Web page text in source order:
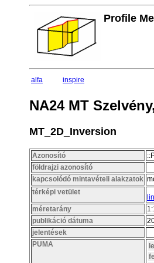
Profile
alfa inspire
NA24 MT
MT_2D_Inversion
Azonosító
földrajzi azonosító
kapcsolódó mintavételi alakzatok
térképi vetület
méretarány
publikáció dátuma
jelentések
PUMA